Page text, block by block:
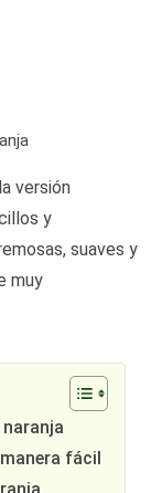
versión
y
suaves y
muy
fácil